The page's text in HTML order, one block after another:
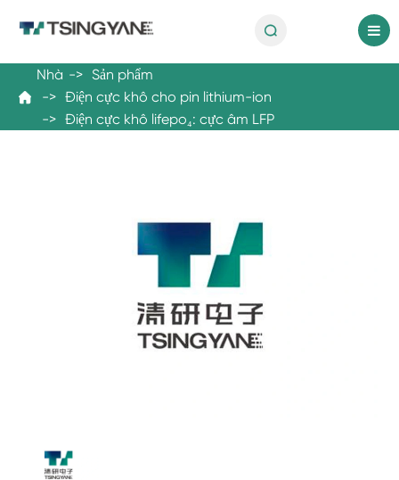


Nhà
Sản phẩm
Điện cực khô cho pin lithium-ion
Điện cực khô lifepo₄: cực âm LFP